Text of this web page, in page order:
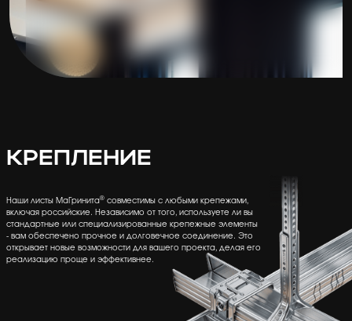
КРЕПЛЕНИЕ
Наши листы МаГринита®совместимы с любыми крепежами,
включая российские. Независимо от того, используете ли вы
стандартные или специализированные крепежные элементы
- вам обеспечено прочное и долговечное соединение. Это
открывает новые возможности для вашего проекта, делая его
реализацию проще и эффективнее.